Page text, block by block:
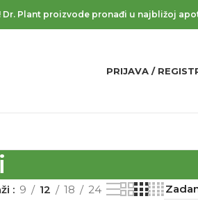
Dr. Plant proizvode pronađi u najbližoj
PRIJAVA /
9 12 18 24